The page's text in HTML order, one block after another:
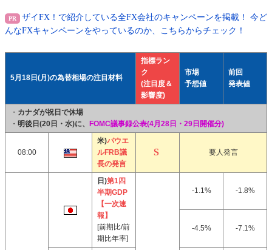
ザイFX！で紹介している全FX会社のキャンペーンを掲載！ 今ど
んなFXキャンペーンをやっているのか、こちらからチェック！
5月18日(月)の為替相場の注目材料
指標ラン
ク
(注目度＆
影響度)
市場
予想値
前回
発表値
・ カナダが祝日で休場
・ 明後日(20日・水)に、 FOMC議事録公表(4月28日・29日開催分)
08:00
米)パウエ
ルFRB議
長の発言
要人発言
日)第1四
半期GDP
【一次速
報】
[前期比/前
期比年率]
-1.1% -1.8%
-4.5% -7.1%